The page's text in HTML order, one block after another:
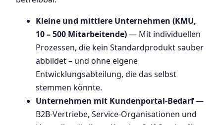
Kleine und mittlere Unternehmen (KMU,
10 – 500 Mitarbeitende)— Mit individuellen
Prozessen, die kein Standardprodukt sauber
abbildet – und ohne eigene
Entwicklungsabteilung, die das selbst
stemmen könnte.
Unternehmen mit Kundenportal-Bedarf—
B2B-Vertriebe, Service-Organisationen und